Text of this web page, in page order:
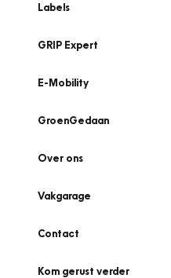
Labels
GRIP Expert
E-Mobility
GroenGedaan
Over ons
Vakgarage
Contact
Kom gerust verder